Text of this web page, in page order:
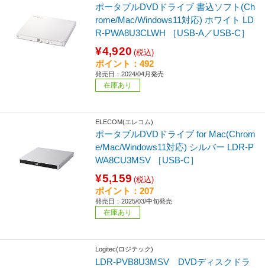
ポータブルDVDドライブ 書込ソフト(Ch
rome/Mac/Windows11対応) ホワイト LD
R-PWA8U3CLWH ［USB-A／USB-C］
¥4,920 (税込)
ポイント：492
発売日：2024/04月発売
在庫あり
ELECOM(エレコム)
ポータブルDVDドライブ for Mac(Chrom
e/Mac/Windows11対応) シルバー LDR-P
WA8CU3MSV ［USB-C］
¥5,159 (税込)
ポイント：207
発売日：2025/03/中旬発売
在庫あり
Logitec(ロジテック)
LDR-PVB8U3MSV DVDディスクドラ